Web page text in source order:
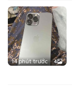
14 phút trước 4